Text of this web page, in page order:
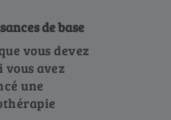
de base
vous devez
vous avez
une